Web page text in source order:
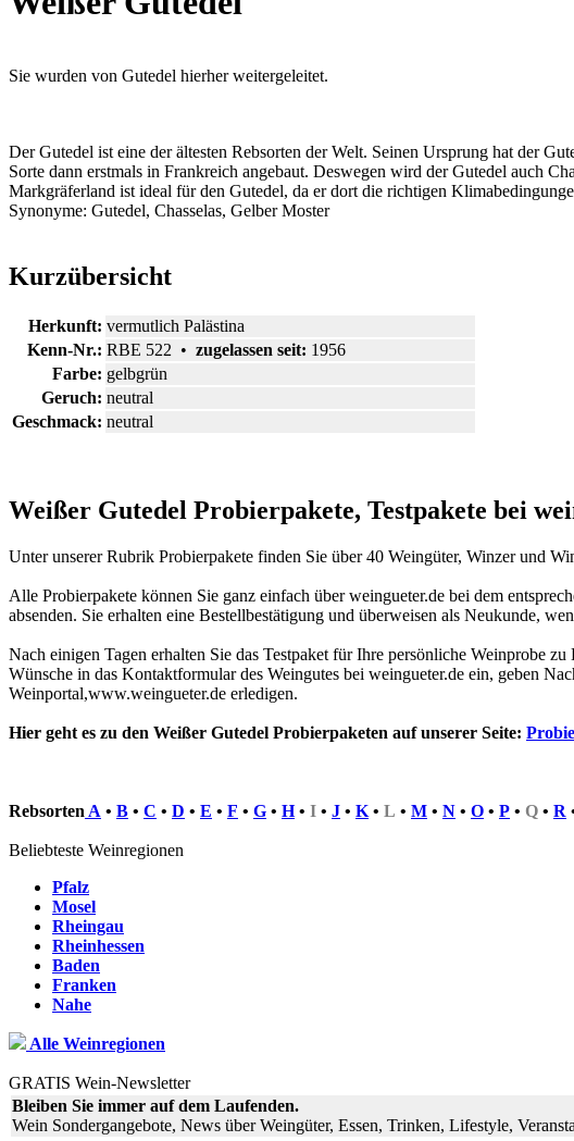
Sie wurden von Gutedel hierher weitergeleitet.
Der Gutedel ist eine der ältesten Rebsorten der Welt. Seinen Ursprung hat der
Sorte dann erstmals in Frankreich angebaut. Deswegen wird der Gutedel auch
Markgräferland ist ideal für den Gutedel, da er dort die richtigen
Synonyme: Gutedel, Chasselas, Gelber Moster
Kurzübersicht
Herkunft: vermutlich Palästina
Kenn-Nr.: RBE 522 • zugelassen seit: 1956
Farbe: gelbgrün
Geruch: neutral
Geschmack: neutral
Weißer Gutedel Probierpakete, Testpakete bei
Unter unserer Rubrik Probierpakete finden Sie über 40 Weingüter, Winzer und
Alle Probierpakete können Sie ganz einfach über weingueter.de bei dem
absenden. Sie erhalten eine Bestellbestätigung und überweisen als Neukunde,
Nach einigen Tagen erhalten Sie das Testpaket für Ihre persönliche Weinprobe
Wünsche in das Kontaktformular des Weingutes bei weingueter.de ein, geben
Weinportal,www.weingueter.de erledigen.
Hier geht es zu den Weißer Gutedel Probierpaketen auf unserer Seite:
Rebsorten A • B • C • D • E • F • G • H• I • J • K • L • M • N • O • P • Q • R
Beliebteste Weinregionen
Pfalz
Mosel
Rheingau
Rheinhessen
Baden
Franken
Nahe
Alle Weinregionen
GRATIS Wein-Newsletter
Bleiben Sie immer auf dem Laufenden.
Wein Sondergangebote, News über Weingüter, Essen, Trinken, Lifestyle,